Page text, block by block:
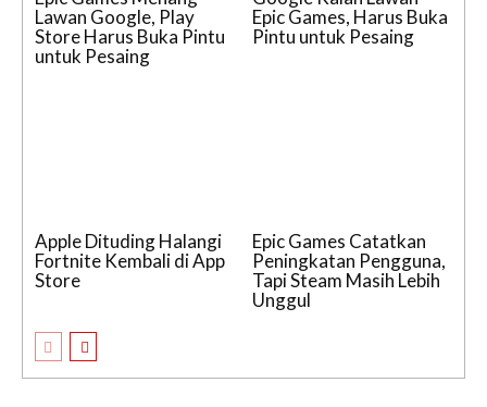
Lawan Google, Play
Store Harus Buka Pintu
untuk Pesaing
Epic Games, Harus Buka
Pintu untuk Pesaing
Apple Dituding Halangi
Fortnite Kembali di App
Store
Epic Games Catatkan
Peningkatan Pengguna,
Tapi Steam Masih Lebih
Unggul